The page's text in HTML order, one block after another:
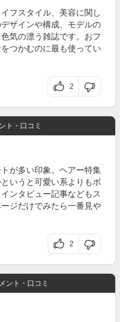
フスタイル、美容に関し
ザインや構成、モデルの
気の漂う雑誌です。おフ
つかむのに最も使ってい
2
ト・口コミ
が多い印象。ヘアー特集
いうと可愛い系よりもボ
ンタビュー記事などもス
ジだけでみたら一番見や
2
ント・口コミ